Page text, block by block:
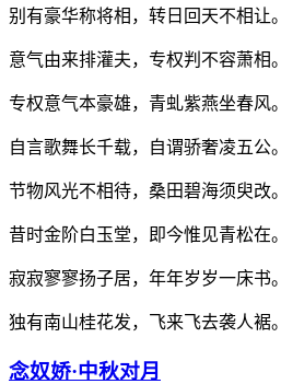
别有豪华称将相，转日回天不相让。
意气由来排灌夫，专权判不容萧相。
专权意气本豪雄，青虬紫燕坐春风。
自言歌舞长千载，自谓骄奢凌五公。
节物风光不相待，桑田碧海须臾改。
昔时金阶白玉堂，即今惟见青松在。
寂寂寥寥扬子居，年年岁岁一床书。
独有南山桂花发，飞来飞去袭人裾。
念奴娇·中秋对月